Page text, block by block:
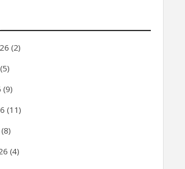
(2)
(5)
(9)
(11)
(8)
(4)